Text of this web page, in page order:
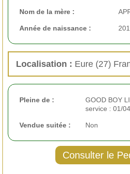
Nom de la mère :
Année de naissance :
Localisation : Eure (27)
Pleine de :
GOOD BOY
service : 01/
Vendue suitée : Non
Consulter le